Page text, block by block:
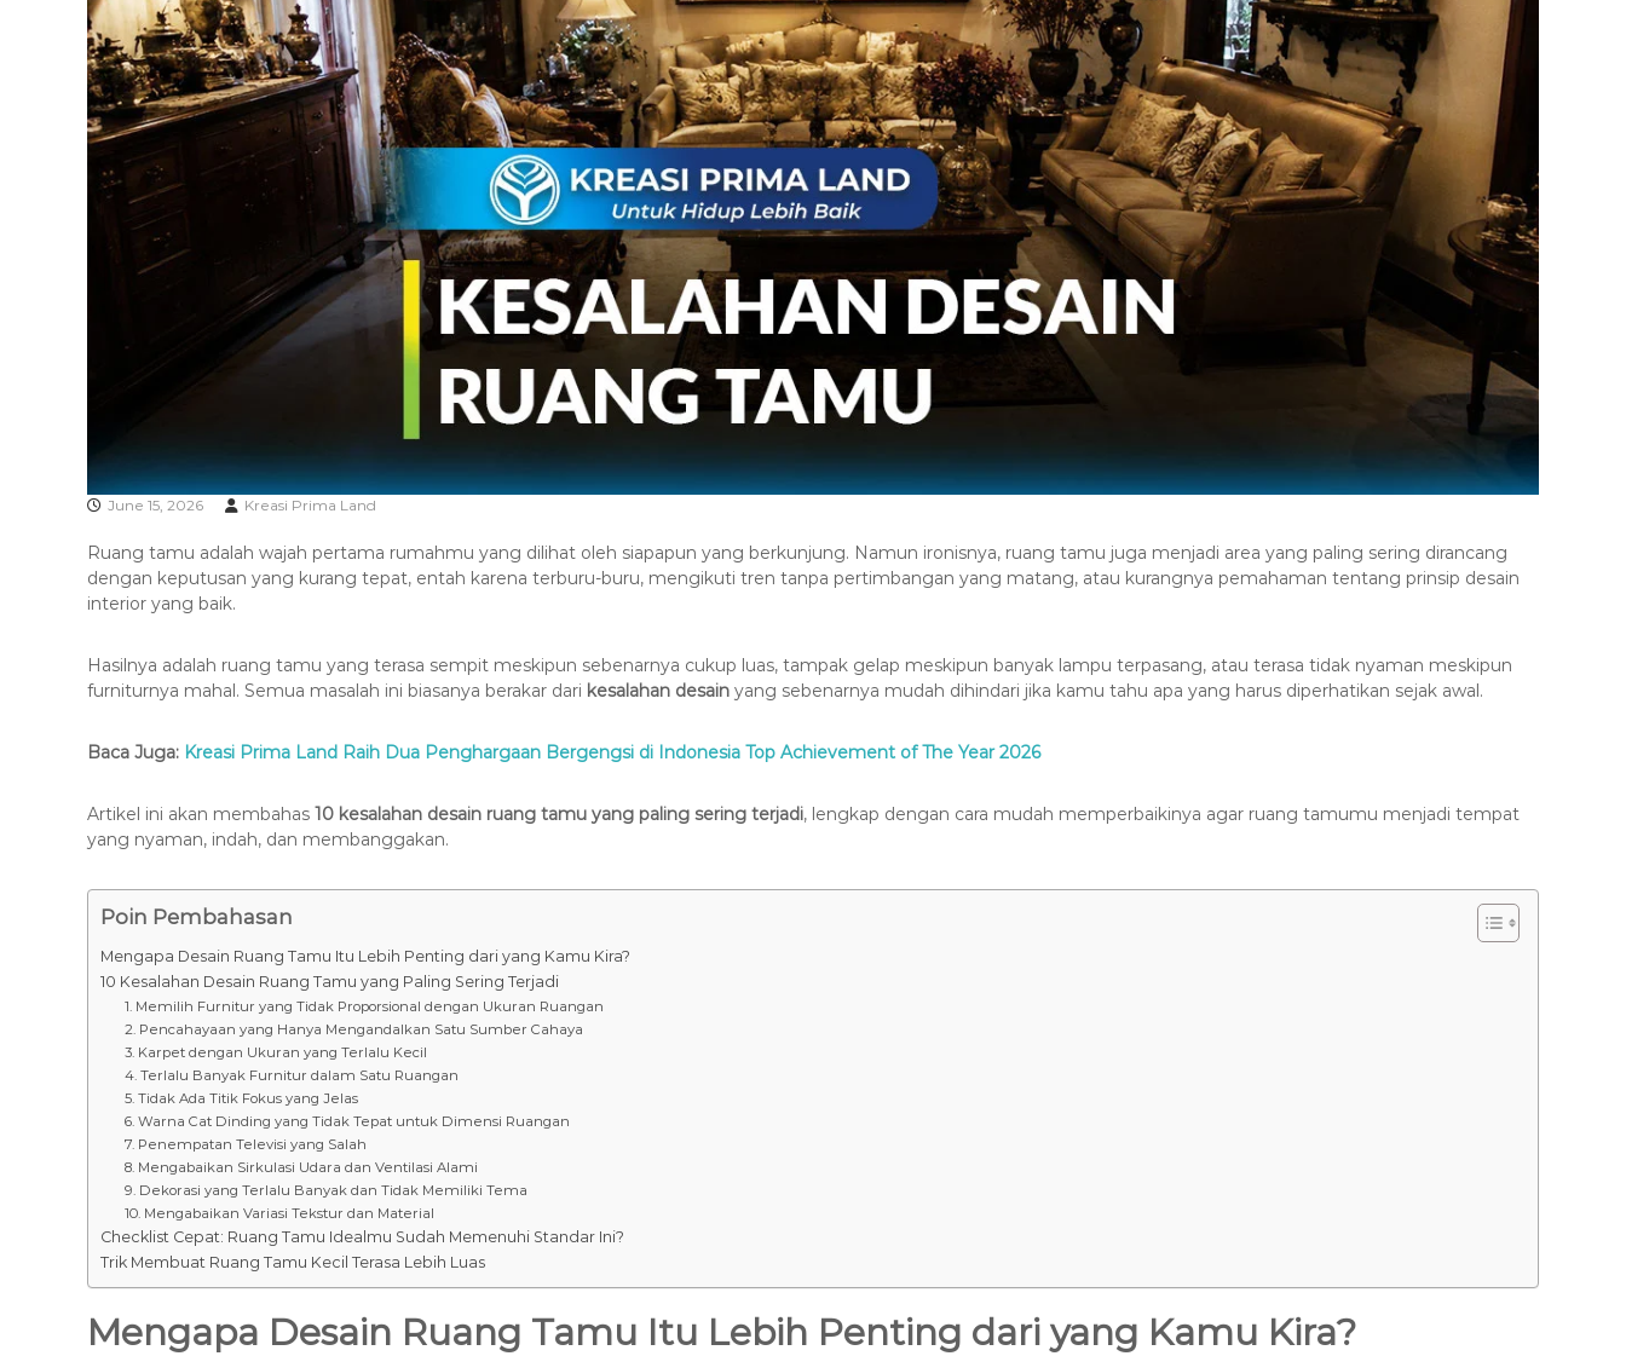
A
June 15, 2026 Kreasi Prima Land
Ruang tamu adalah wajah pertama rumahmu yang dilihat oleh siapapun yang berkunjung. Namun ironisnya, ruang tamu juga menjadi area yang paling sering dirancang
dengan keputusan yang kurang tepat, entah karena terburu-buru, mengikuti tren tanpa pertimbangan yang matang, atau kurangnya pemahaman tentang prinsip desain
interior yang baik.
Hasilnya adalah ruang tamu yang terasa sempit meskipun sebenarnya cukup luas, tampak gelap meskipun banyak lampu terpasang, atau terasa tidak nyaman meskipun
furniturnya mahal. Semua masalah ini biasanya berakar dari kesalahan desain yang sebenarnya mudah dihindari jika kamu tahu apa yang harus diperhatikan sejak awal.
Baca Juga: Kreasi Prima Land Raih Dua Penghargaan Bergengsi di Indonesia Top Achievement of The Year 2026
Artikel ini akan membahas 10 kesalahan desain ruang tamu yang paling sering terjadi, lengkap dengan cara mudah memperbaikinya agar ruang tamumu menjadi tempat
yang nyaman, indah, dan membanggakan.
Poin Pembahasan
Mengapa Desain Ruang Tamu Itu Lebih Penting dari yang Kamu Kira?
10 Kesalahan Desain Ruang Tamu yang Paling Sering Terjadi
1. Memilih Furnitur yang Tidak Proporsional dengan Ukuran Ruangan
2. Pencahayaan yang Hanya Mengandalkan Satu Sumber Cahaya
3. Karpet dengan Ukuran yang Terlalu Kecil
4. Terlalu Banyak Furnitur dalam Satu Ruangan
5. Tidak Ada Titik Fokus yang Jelas
6. Warna Cat Dinding yang Tidak Tepat untuk Dimensi Ruangan
7. Penempatan Televisi yang Salah
8. Mengabaikan Sirkulasi Udara dan Ventilasi Alami
9. Dekorasi yang Terlalu Banyak dan Tidak Memiliki Tema
10. Mengabaikan Variasi Tekstur dan Material
Checklist Cepat: Ruang Tamu Idealmu Sudah Memenuhi Standar Ini?
Trik Membuat Ruang Tamu Kecil Terasa Lebih Luas
Mengapa Desain Ruang Tamu Itu Lebih Penting dari yang Kamu Kira?